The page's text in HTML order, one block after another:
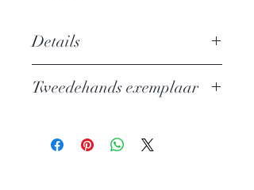
Details
Uitgever: Atlas
Taal: Nederlands
Tweedehands exemplaar